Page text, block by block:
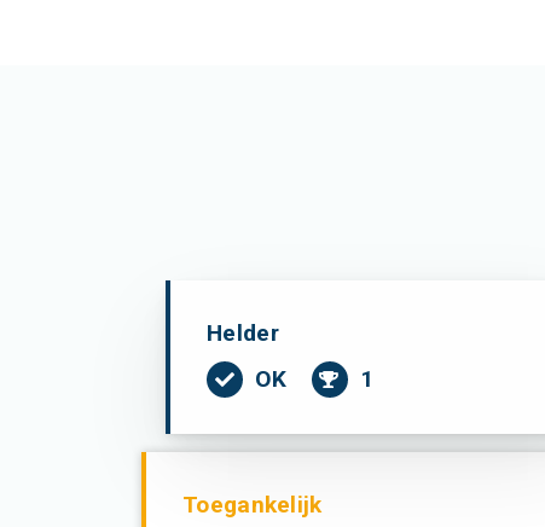
Helder
OK
1
Toegankelijk